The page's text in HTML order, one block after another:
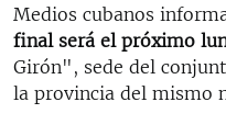
Medios cubanos
final será el próximo
Girón", sede del
la provincia del mismo